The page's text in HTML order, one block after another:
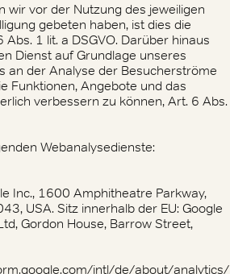
wir vor der Nutzung des jeweiligen
gebeten haben, ist dies die
1 lit. a DSGVO. Darüber hinaus
Dienst auf Grundlage unseres
an der Analyse der Besucherströme
Funktionen, Angebote und das
verbessern zu können, Art. 6 Abs.
Webanalysedienste:
Inc., 1600 Amphitheatre Parkway,
USA. Sitz innerhalb der EU: Google
Gordon House, Barrow Street,
intl/de/about/analytics/